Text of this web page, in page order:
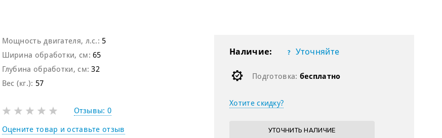
Мощность двигателя, л.с.: 5
Ширина обработки, см: 65
Глубина обработки, см: 32
Вес (кг.): 57
Отзывы: 0
Оцените товар и оставьте отзыв
Наличие: Уточняйте
Подготовка: бесплатно
Хотите скидку?
УТОЧНИТЬ НАЛИЧИЕ